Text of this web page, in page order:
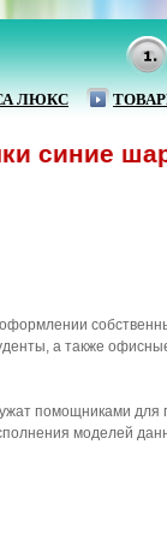
ЛЮКС
а также
помощниками для
моделей